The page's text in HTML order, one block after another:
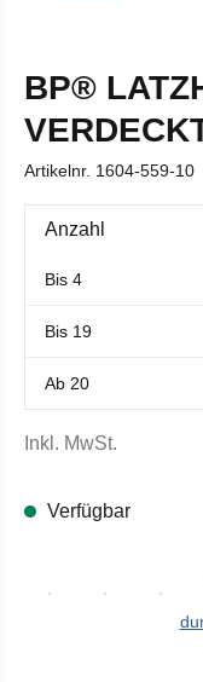
BP®
Artikelnr. 1604-559-10
Anzahl
Bis 4
Bis 19
Ab 20
Inkl. MwSt.
Verfügbar